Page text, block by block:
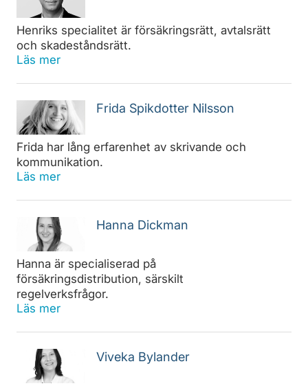
Henriks specialitet är försäkringsrätt, avtalsrätt
och skadeståndsrätt.
Läs mer
Frida Spikdotter Nilsson
Frida har lång erfarenhet av skrivande och
kommunikation.
Läs mer
Hanna Dickman
Hanna är specialiserad på
försäkringsdistribution, särskilt
regelverksfrågor.
Läs mer
Viveka Bylander